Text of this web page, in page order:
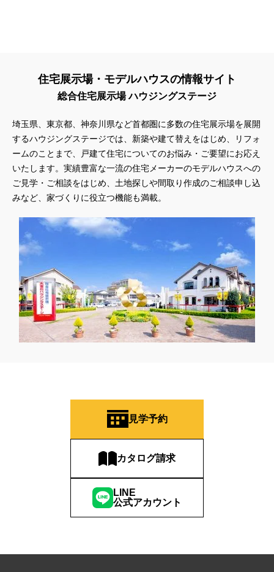
住宅展示場・モデルハウスの情報サイト
総合住宅展示場 ハウジングステージ
埼玉県、東京都、神奈川県など首都圏に多数の住宅展示場を展開
するハウジングステージでは、新築や建て替えをはじめ、リフォ
ームのことまで、戸建て住宅についてのお悩み・ご要望にお応え
いたします。実績豊富な一流の住宅メーカーのモデルハウスへの
ご見学・ご相談をはじめ、土地探しや間取り作成のご相談申し込
みなど、家づくりに役立つ機能も満載。
見学予約
カタログ請求
LINE
公式アカウント